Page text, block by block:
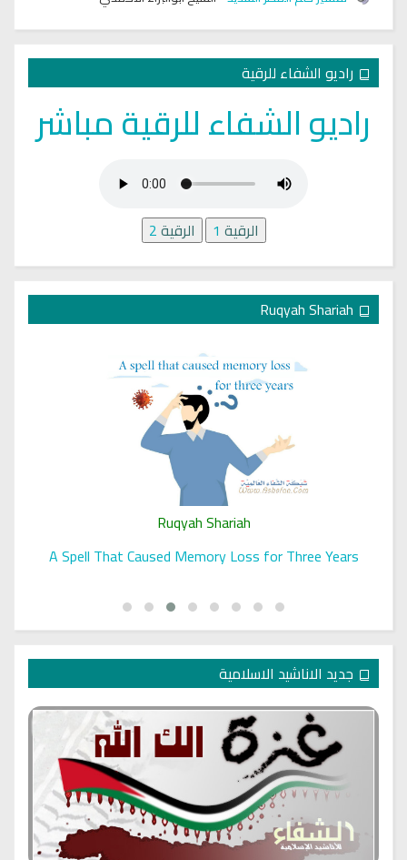
راديو الشفاء للرقية
راديو الشفاء للرقية مباشر
الرقية 1 الرقية2
Ruqyah Shariah
A Spell That Caused Memory Loss for Three Years
جديد الاناشيد الاسلامية